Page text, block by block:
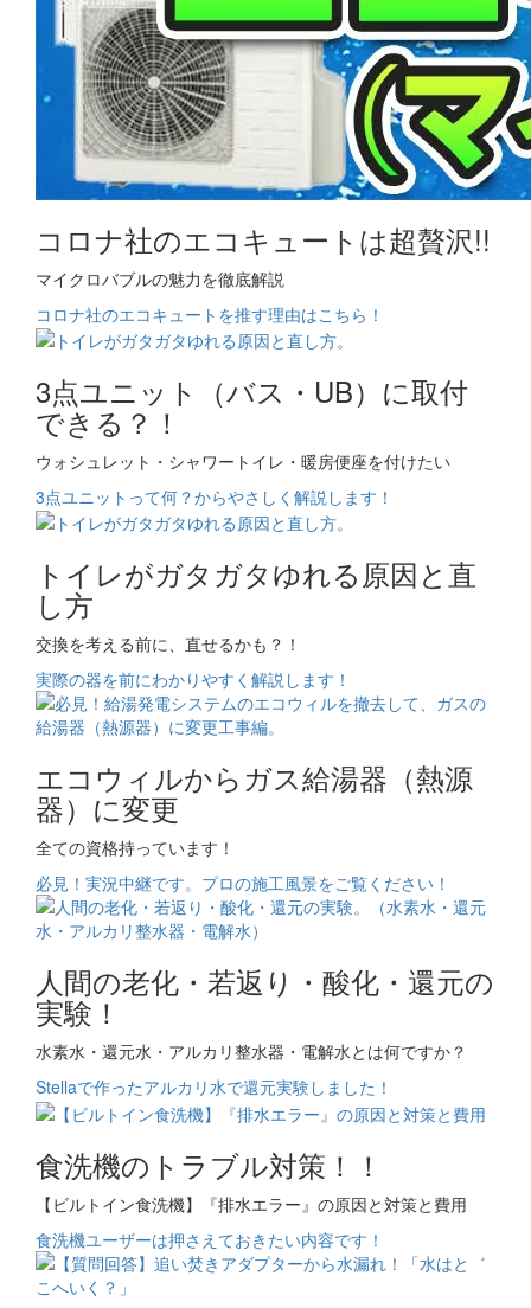
コロナ社のエコキュートは超贅沢!!
マイクロバブルの魅力を徹底解説
コロナ社のエコキュートを推す理由はこちら！
3点ユニット（バス・UB）に取付
できる？！
ウォシュレット・シャワートイレ・暖房便座を付けたい
3点ユニットって何？からやさしく解説します！
トイレがガタガタゆれる原因と直
し方
交換を考える前に、直せるかも？！
実際の器を前にわかりやすく解説します！
エコウィルからガス給湯器（熱源
器）に変更
全ての資格持っています！
必見！実況中継です。プロの施工風景をご覧ください！
人間の老化・若返り・酸化・還元の
実験！
水素水・還元水・アルカリ整水器・電解水とは何ですか？
Stellaで作ったアルカリ水で還元実験しました！
食洗機のトラブル対策！！
【ビルトイン食洗機】『排水エラー』の原因と対策と費用
食洗機ユーザーは押さえておきたい内容です！